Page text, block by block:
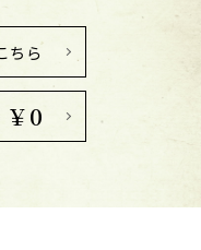
ちら
￥0